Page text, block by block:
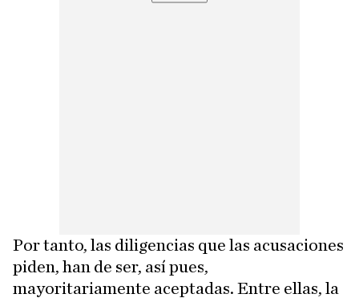
Por tanto, las diligencias que las acusaciones
piden, han de ser, así pues,
mayoritariamente aceptadas. Entre ellas, la